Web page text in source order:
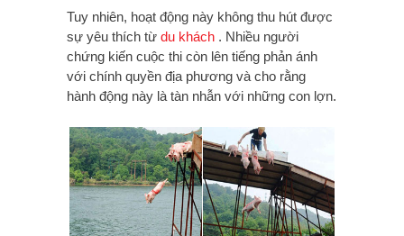
Tuy nhiên, hoạt động này không thu hút được
sự yêu thích từ du khách . Nhiều người
chứng kiến cuộc thi còn lên tiếng phản ánh
với chính quyền địa phương và cho rằng
hành động này là tàn nhẫn với những con lợn.